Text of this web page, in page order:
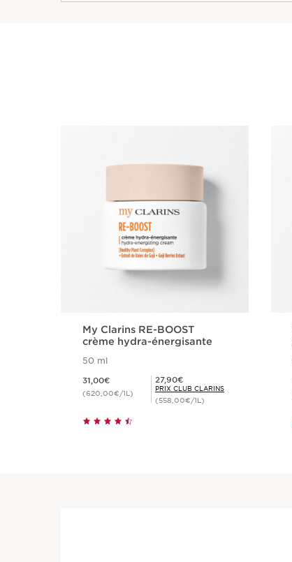
My Clarins RE-BOOST
crème hydra-énergisante
50 ml
31,00€
(620,00€/1L)
Prix Club Clarins 27,90€
27,90€
PRIX CLUB CLARINS
(558,00€/1L)
Achat rapide